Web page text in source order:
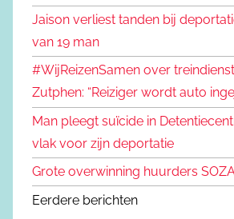
Jaison verliest tanden bij
van 19 man
#WijReizenSamen over
Zutphen: “Reiziger wordt auto
Man pleegt suïcide in
vlak voor zijn deportatie
Grote overwinning huurders
Eerdere berichten